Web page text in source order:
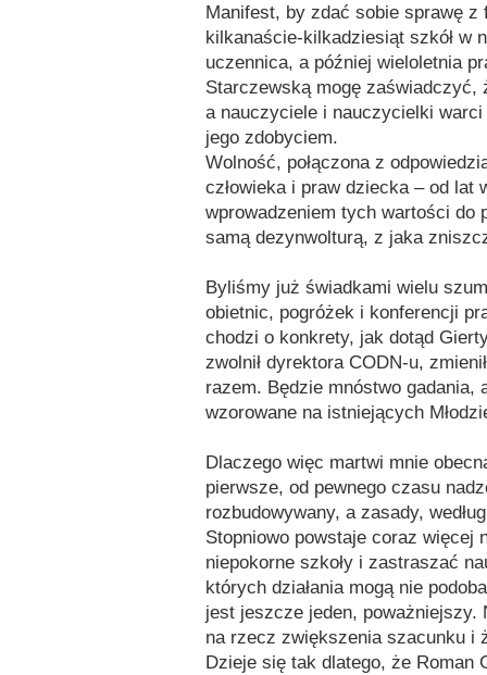
Manifest, by zdać sobie sprawę
kilkanaście-kilkadziesiąt szkół w
uczennica, a później wieloletnia
Starczewską mogę zaświadczyć,
a nauczyciele i nauczycielki
jego zdobyciem.
Wolność, połączona z
człowieka i praw dziecka – od lat
wprowadzeniem tych wartości do
samą dezynwolturą, z jaka
Byliśmy już świadkami wielu
obietnic, pogróżek i konferencji
chodzi o konkrety, jak dotąd
zwolnił dyrektora CODN-u,
razem. Będzie mnóstwo gadania,
wzorowane na istniejących
Dlaczego więc martwi mnie
pierwsze, od pewnego czasu
rozbudowywany, a zasady,
Stopniowo powstaje coraz więcej
niepokorne szkoły i zastraszać
których działania mogą nie
jest jeszcze jeden, poważniejszy.
na rzecz zwiększenia szacunku i
Dzieje się tak dlatego, że Roman